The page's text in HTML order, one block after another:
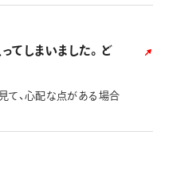
ので、水でよくすすぎ、う
中をふきとってください。
EN71-3の基準を満たす
てしまいました。ど
て、心配な点がある場合